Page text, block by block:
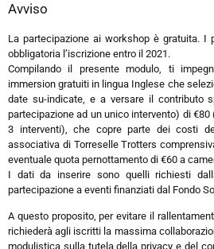
Avviso
La partecipazione ai workshop è gratuita. I
obbligatoria l’iscrizione entro il 2021.
Compilando il presente modulo, ti
immersion gratuiti in lingua Inglese che
date su-indicate, e a versare il contributo
partecipazione ad un unico intervento) di €80
3 interventi), che copre parte dei costi
associativa di Torreselle Trotters
eventuale quota pernottamento di €60 a
I dati da inserire sono quelli richiesti
partecipazione a eventi finanziati dal Fondo
A questo proposito, per evitare il
richiederà agli iscritti la massima
modulistica sulla tutela della privacy e del